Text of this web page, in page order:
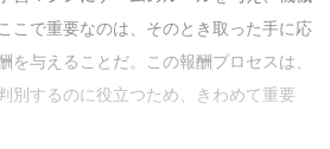
こで重要なのは、そのとき取った手に応
を与えることだ。この報酬プロセスは、
別するのに役立つため、きわめて重要